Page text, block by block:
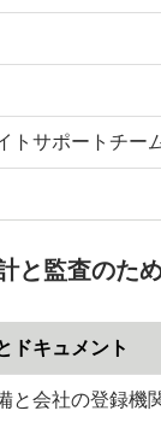
トサポートチー
と監査のた
ドキュメント
と会社の登録機